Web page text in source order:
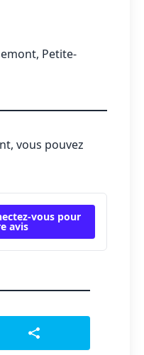
Petite-
vous pouvez
vous pour
avis